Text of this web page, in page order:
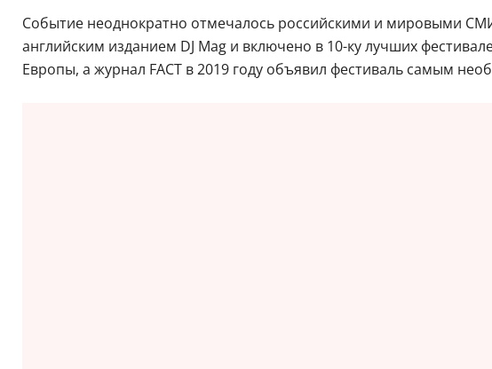
Событие неоднократно отмечалось российскими и мировыми
английским изданием DJ Mag и включено в 10-ку лучших
Европы, а журнал FACT в 2019 году объявил фестиваль самым